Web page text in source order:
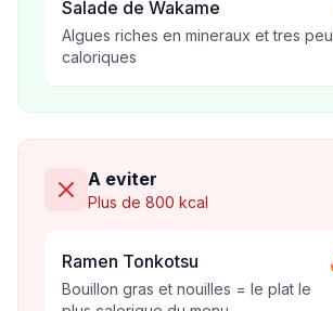
Salade de Wakame
Algues riches en mineraux et tres peu
caloriques
A eviter
Plus de 800 kcal
Ramen Tonkotsu
Bouillon gras et nouilles = le plat le